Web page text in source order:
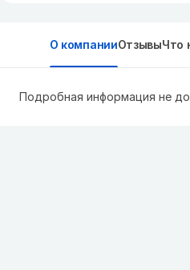
О компанииОтзывыЧто
Подробная информация не